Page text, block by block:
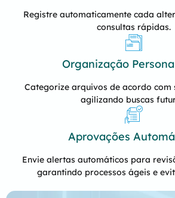
Registre automaticamente cada
consultas rápidas.
Organização
Categorize arquivos de acordo com
agilizando buscas
Aprovações
Envie alertas automáticos para
garantindo processos ágeis e